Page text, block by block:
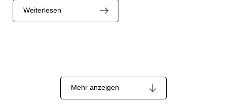
Weiterlesen
Mehr anzeigen